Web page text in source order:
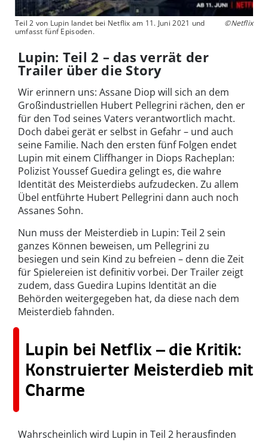
Teil 2 von Lupin landet bei Netflix am 11. Juni 2021 und
umfasst fünf Episoden.
©Netflix
Lupin: Teil 2 – das verrät der
Trailer über die Story
Wir erinnern uns: Assane Diop will sich an dem
Großindustriellen Hubert Pellegrini rächen, den er
für den Tod seines Vaters verantwortlich macht.
Doch dabei gerät er selbst in Gefahr – und auch
seine Familie. Nach den ersten fünf Folgen endet
Lupin mit einem Cliffhanger in Diops Racheplan:
Polizist Youssef Guedira gelingt es, die wahre
Identität des Meisterdiebs aufzudecken. Zu allem
Übel entführte Hubert Pellegrini dann auch noch
Assanes Sohn.
Nun muss der Meisterdieb in Lupin: Teil 2 sein
ganzes Können beweisen, um Pellegrini zu
besiegen und sein Kind zu befreien – denn die Zeit
für Spielereien ist definitiv vorbei. Der Trailer zeigt
zudem, dass Guedira Lupins Identität an die
Behörden weitergegeben hat, da diese nach dem
Meisterdieb fahnden.
Lupin bei Netflix – die Kritik:
Konstruierter Meisterdieb mit
Charme
Wahrscheinlich wird Lupin in Teil 2 herausfinden